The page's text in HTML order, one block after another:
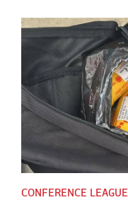
CONFERENCE LEAGUE